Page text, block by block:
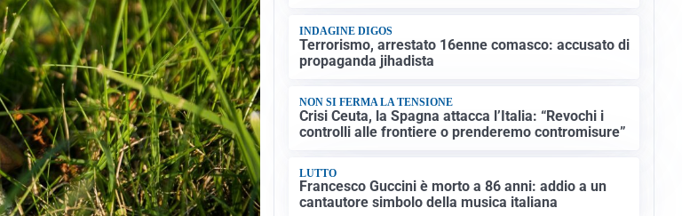
INDAGINE DIGOS
Terrorismo, arrestato 16enne comasco: accusato di
propaganda jihadista
NON SI FERMA LA TENSIONE
Crisi Ceuta, la Spagna attacca l’Italia: “Revochi i
controlli alle frontiere o prenderemo contromisure”
LUTTO
Francesco Guccini è morto a 86 anni: addio a un
cantautore simbolo della musica italiana